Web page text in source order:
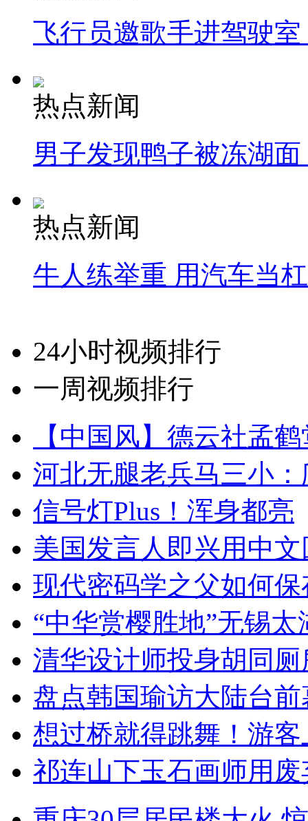
飞行员邀歌手进驾驶
热点新闻
男子发现鸭子被冻湖
热点新闻
牛人练举重 用汽车当
24小时视频排行
一周视频排行
【中国风】德云社孟
河北无腿老兵马三小
信号灯Plus！浑身都亮
美国发言人即兴用中
现代密码学之父如何
“中华赏樱胜地”无锡
清华设计师投身胡同
盘点韩国瑜访大陆台
想过桥就得跳舞！游客
祁连山下玉石画师用